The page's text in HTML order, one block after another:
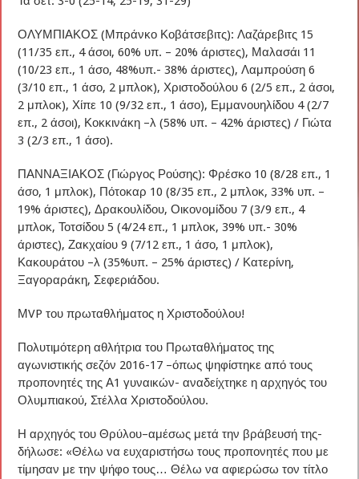
ΟΛΥΜΠΙΑΚΟΣ (Μπράνκο Κοβάτσεβιτς): Λαζάρεβιτς 15
(11/35 επ., 4 άσοι, 60% υπ. – 20% άριστες), Μαλασάι 11
(10/23 επ., 1 άσο, 48%υπ.- 38% άριστες), Λαμπρούση 6
(3/10 επ., 1 άσο, 2 μπλοκ), Χριστοδούλου 6 (2/5 επ., 2 άσοι,
2 μπλοκ), Χίπε 10 (9/32 επ., 1 άσο), Εμμανουηλίδου 4 (2/7
επ., 2 άσοι), Κοκκινάκη –λ (58% υπ. – 42% άριστες) / Γιώτα
3 (2/3 επ., 1 άσο).
ΠΑΝΝΑΞΙΑΚΟΣ (Γιώργος Ρούσης): Φρέσκο 10 (8/28 επ., 1
άσο, 1 μπλοκ), Πότοκαρ 10 (8/35 επ., 2 μπλοκ, 33% υπ. –
19% άριστες), Δρακουλίδου, Οικονομίδου 7 (3/9 επ., 4
μπλοκ, Τοτσίδου 5 (4/24 επ., 1 μπλοκ, 39% υπ.- 30%
άριστες), Ζακχαίου 9 (7/12 επ., 1 άσο, 1 μπλοκ),
Κακουράτου –λ (35%υπ. – 25% άριστες) / Κατερίνη,
Ξαγοραράκη, Σεφεριάδου.
ΜVP του πρωταθλήματος η Χριστοδούλου!
Πολυτιμότερη αθλήτρια του Πρωταθλήματος της
αγωνιστικής σεζόν 2016-17 –όπως ψηφίστηκε από τους
προπονητές της Α1 γυναικών- αναδείχτηκε η αρχηγός του
Ολυμπιακού, Στέλλα Χριστοδούλου.
Η αρχηγός του Θρύλου–αμέσως μετά την βράβευσή της-
δήλωσε: «Θέλω να ευχαριστήσω τους προπονητές που με
τίμησαν με την ψήφο τους… Θέλω να αφιερώσω τον τίτλο